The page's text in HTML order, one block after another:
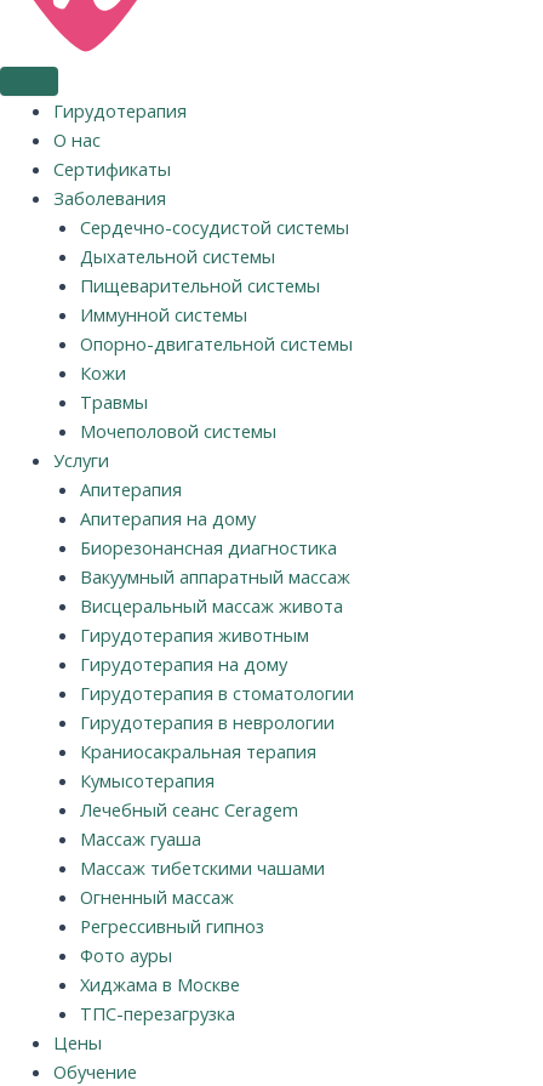
Гирудотерапия
О нас
Сертификаты
Заболевания
Сердечно-сосудистой системы
Дыхательной системы
Пищеварительной системы
Иммунной системы
Опорно-двигательной системы
Кожи
Травмы
Мочеполовой системы
Услуги
Апитерапия
Апитерапия на дому
Биорезонансная диагностика
Вакуумный аппаратный массаж
Висцеральный массаж живота
Гирудотерапия животным
Гирудотерапия на дому
Гирудотерапия в стоматологии
Гирудотерапия в неврологии
Краниосакральная терапия
Кумысотерапия
Лечебный сеанс Ceragem
Массаж гуаша
Массаж тибетскими чашами
Огненный массаж
Регрессивный гипноз
Фото ауры
Хиджама в Москве
ТПС-перезагрузка
Цены
Обучение